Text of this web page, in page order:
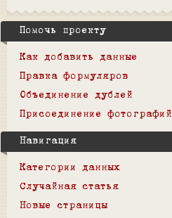
Помочь проекту
Как добавить данные
Правка формуляров
Объединение дублей
Присоединение фотографий
Навигация
Категории данных
Случайная статья
Новые страницы